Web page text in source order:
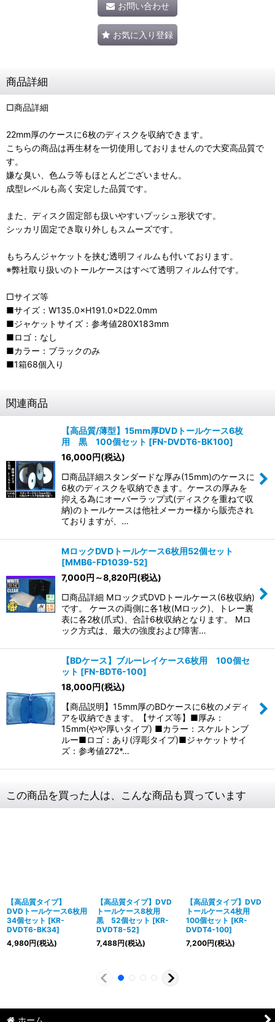
お問い合わせ
お気に入り登録
商品詳細
□商品詳細
22mm厚のケースに6枚のディスクを収納できます。
こちらの商品は再生材を一切使用しておりませんので大変高品質で
す。
嫌な臭い、色ムラ等もほとんどございません。
成型レベルも高く安定した品質です。
また、ディスク固定部も扱いやすいプッシュ形状です。
シッカリ固定でき取り外しもスムーズです。
もちろんジャケットを挟む透明フィルムも付いております。
※弊社取り扱いのトールケースはすべて透明フィルム付です。
□サイズ等
■サイズ：W135.0×H191.0×D22.0mm
■ジャケットサイズ：参考値280X183mm
■ロゴ：なし
■カラー：ブラックのみ
■1箱68個入り
関連商品
【高品質/薄型】15mm厚DVDトールケース6枚
用 黒 100個セット [FN-DVDT6-BK100]
16,000円(税込)
□商品詳細スタンダードな厚み(15mm)のケースに
6枚のディスクを収納できます。ケースの厚みを
抑える為にオーバーラップ式(ディスクを重ねて収
納)のトールケースは他社メーカー様から販売され
ておりますが、…
MロックDVDトールケース6枚用52個セット
[MMB6-FD1039-52]
7,000円 ～8,820円(税込)
□商品詳細 Mロック式DVDトールケース(6枚収納)
です。 ケースの両側に各1枚(Mロック)、トレー裏
表に各2枚(爪式)、合計6枚収納となります。 Mロ
ック方式は、最大の強度および障害…
【BDケース】ブルーレイケース6枚用 100個セ
ット [FN-BDT6-100]
18,000円(税込)
【商品説明】15mm厚のBDケースに6枚のメディ
アを収納できます。【サイズ等】■厚み：
15mm(やや厚いタイプ) ■カラー：スケルトンブ
ルー■ロゴ：あり(浮彫タイプ)■ジャケットサイ
ズ：参考値272*…
この商品を買った人は、こんな商品も買っています
【高品質タイプ】
DVDトールケース6枚用
34個セット [KR-
DVDT6-BK34]
4,980円(税込)
【高品質タイプ】DVD
トールケース8枚用
黒 52個セット [KR-
DVDT8-52]
7,488円(税込)
【高品質タイプ】DVD
トールケース4枚用
100個セット [KR-
DVDT4-100]
7,200円(税込)